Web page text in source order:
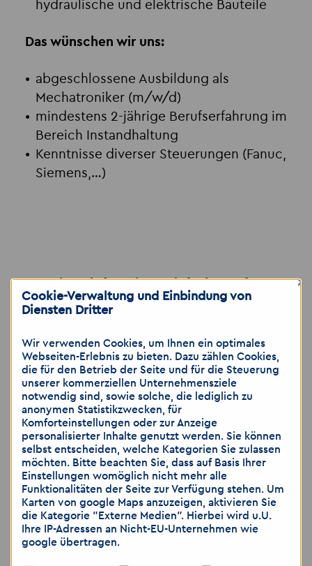
hydraulische und elektrische Bauteile
Das wünschen wir uns:
abgeschlossene Ausbildung als
Mechatroniker (m/w/d)
mindestens 2-jährige Berufserfahrung im
Bereich Instandhaltung
Kenntnisse diverser Steuerungen (Fanuc,
Siemens,…)
schreiben oder vorbeikommen
📍Akzent Personaldienstleistungen GmbH
Niederlassung Altenburg
Johannisstraße 7
04600 Altenburg
📞 03447 3744411
📱 0157 73 73 74 32
📧 altenburg@akzent-personal.de
🌐www.akzent-personal.de/jobs-in-
Altenburg
Cookie-Verwaltung und Einbindung von
Diensten Dritter
×
Wir verwenden Cookies, um Ihnen ein optimales
Webseiten-Erlebnis zu bieten. Dazu zählen Cookies,
die für den Betrieb der Seite und für die Steuerung
unserer kommerziellen Unternehmensziele
notwendig sind, sowie solche, die lediglich zu
anonymen Statistikzwecken, für
Komforteinstellungen oder zur Anzeige
personalisierter Inhalte genutzt werden. Sie können
selbst entscheiden, welche Kategorien Sie zulassen
möchten. Bitte beachten Sie, dass auf Basis Ihrer
Einstellungen womöglich nicht mehr alle
Funktionalitäten der Seite zur Verfügung stehen. Um
Karten von google Maps anzuzeigen, aktivieren Sie
die Kategorie "Externe Medien". Hierbei wird u.U.
Ihre IP-Adressen an Nicht-EU-Unternehmen wie
google übertragen.